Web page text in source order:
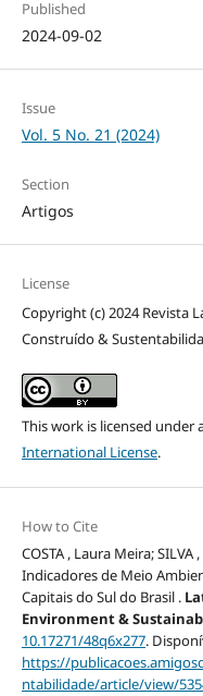
Published
2024-09-02
Issue
Vol. 5 No. 21 (2024)
Section
Artigos
License
Copyright (c) 2024 Revista
Construído &
This work is licensed under
International License.
How to Cite
COSTA , Laura Meira;
Indicadores de Meio
Capitais do Sul do Brasil .
Environment &
10.17271/48q6x277.
https://
ntabilidade/article/view/